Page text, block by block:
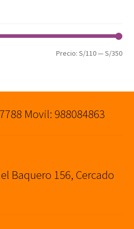
Precio:S/110—S/350
Movil: 988084863
Baquero 156, Cercado